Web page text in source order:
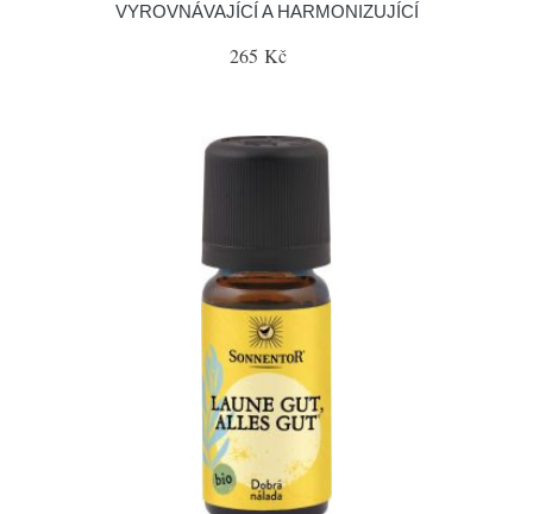
VYROVNÁVAJÍCÍ A HARMONIZUJÍCÍ
265 Kč